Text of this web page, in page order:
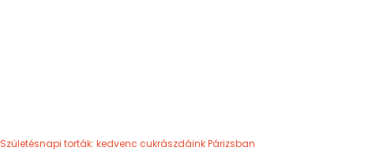
Születésnapi torták: kedvenc cukrászdáink Párizsban